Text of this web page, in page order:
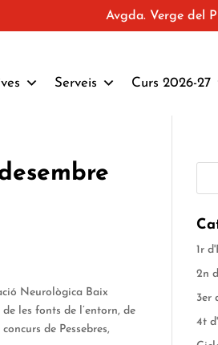
Avgda. Verge del
Serveis Curs 2026-27
Neurològica Baix
les fonts de l’entorn, de
de Pessebres,
1r
2n
3er
4t